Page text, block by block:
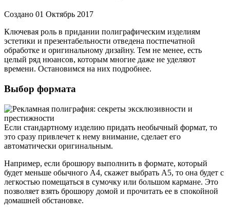
Создано 01 Октябрь 2017
Ключевая роль в придании полиграфическим изделиям
эстетики и презентабельности отведена постпечатной
обработке и оригинальному дизайну. Тем не менее, есть
целый ряд нюансов, которым многие даже не уделяют
времени. Остановимся на них подробнее.
Выбор формата
Если стандартному изделию придать необычный формат, то
это сразу привлечет к нему внимание, сделает его
автоматически оригинальным.
Например, если брошюру выполнить в формате, который
будет меньше обычного А4, скажет выбрать А5, то она будет с
легкостью помещаться в сумочку или большом кармане. Это
позволяет взять брошюру домой и прочитать ее в спокойной
домашней обстановке.